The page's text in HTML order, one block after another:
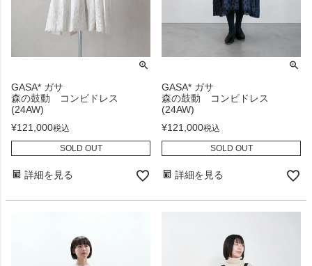
GASA* ガサ
森の鼓動 コンビドレス
(24AW)
¥121,000税込
SOLD OUT
詳細を見る
GASA* ガサ
森の鼓動 コンビドレス
(24AW)
¥121,000税込
SOLD OUT
詳細を見る